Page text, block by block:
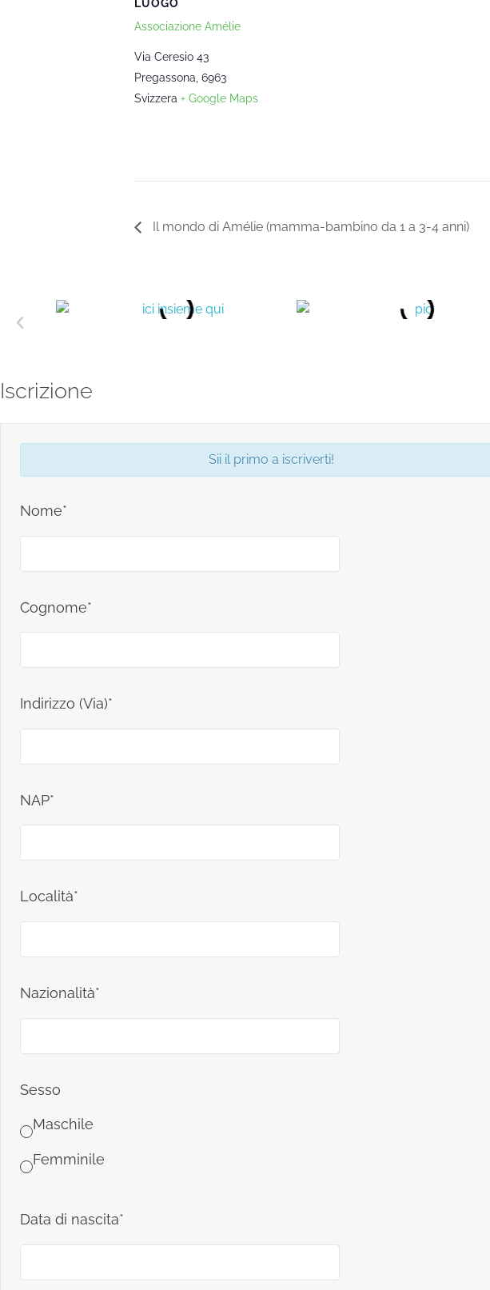
LUOGO
Associazione Amélie
Via Ceresio 43
Pregassona 6963
Svizzera + Google Maps
Il mondo di Amélie (mamma-bambino da 1 a 3-4 anni)
Iscrizione
Sii il primo a iscriverti!
Nome*
Cognome*
Indirizzo (Via)*
NAP*
Località*
Nazionalità*
Sesso
Maschile
Femminile
Data di nascita*